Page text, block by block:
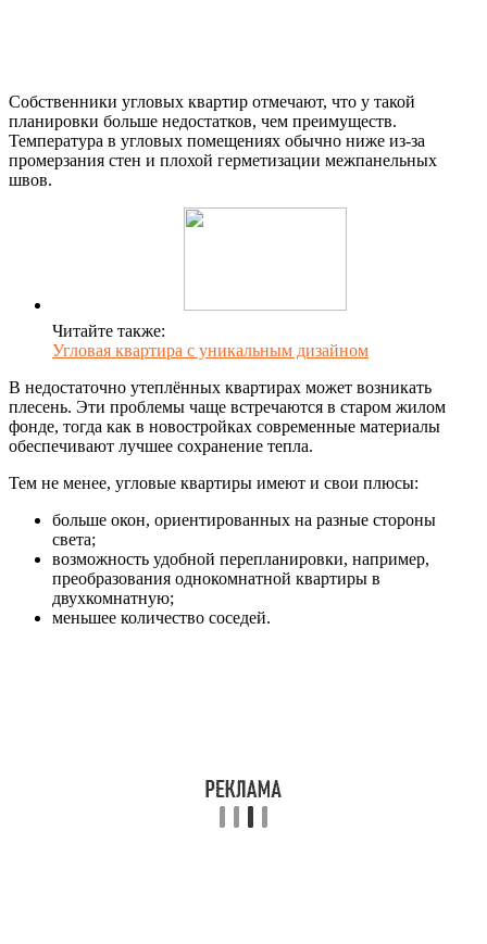
Собственники угловых квартир отмечают, что у такой
планировки больше недостатков, чем преимуществ.
Температура в угловых помещениях обычно ниже из-за
промерзания стен и плохой герметизации межпанельных
швов.
Читайте также:
Угловая квартира с уникальным дизайном
В недостаточно утеплённых квартирах может возникать
плесень. Эти проблемы чаще встречаются в старом жилом
фонде, тогда как в новостройках современные материалы
обеспечивают лучшее сохранение тепла.
Тем не менее, угловые квартиры имеют и свои плюсы:
больше окон, ориентированных на разные стороны
света;
возможность удобной перепланировки, например,
преобразования однокомнатной квартиры в
двухкомнатную;
меньшее количество соседей.